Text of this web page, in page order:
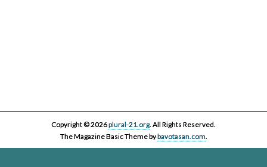
Copyright © 2026plural-21.org. All Rights Reserved.
The Magazine Basic Theme bybavotasan.com.